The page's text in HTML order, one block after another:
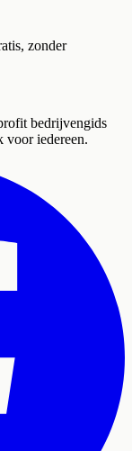
zonder
bedrijvengids
voor iedereen.